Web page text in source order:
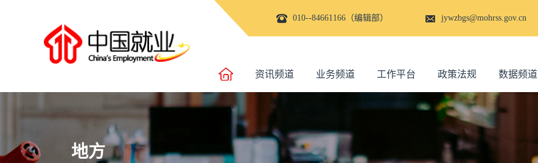
010--84661166（编辑部） jywzbgs@mohrss.gov.cn
资讯频道 业务频道 工作平台 政策法规 数据频道
地方